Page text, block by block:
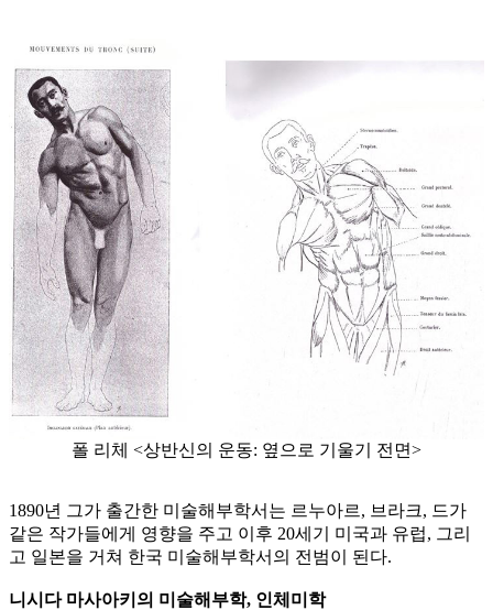
폴 리체 <상반신의 운동: 옆으로 기울기 전면>
1890년 그가 출간한 미술해부학서는 르누아르, 브라크, 드가
같은 작가들에게 영향을 주고 이후 20세기 미국과 유럽, 그리
고 일본을 거쳐 한국 미술해부학서의 전범이 된다.
니시다 마사아키의 미술해부학, 인체미학